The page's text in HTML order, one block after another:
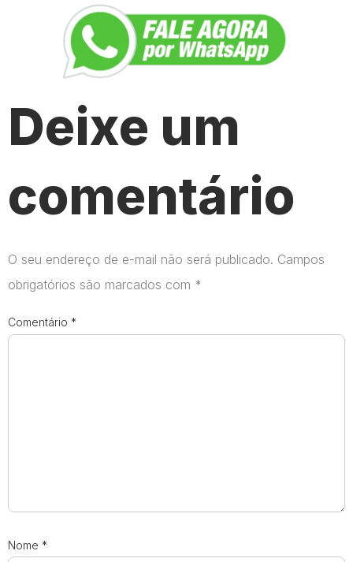
Deixe um
comentário
O seu endereço de e-mail não será publicado. Campos
obrigatórios são marcados com *
Comentário *
Nome *